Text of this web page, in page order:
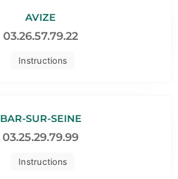
Instructions
AVIZE
03.26.57.79.22
Instructions
BAR-SUR-SEINE
03.25.29.79.99